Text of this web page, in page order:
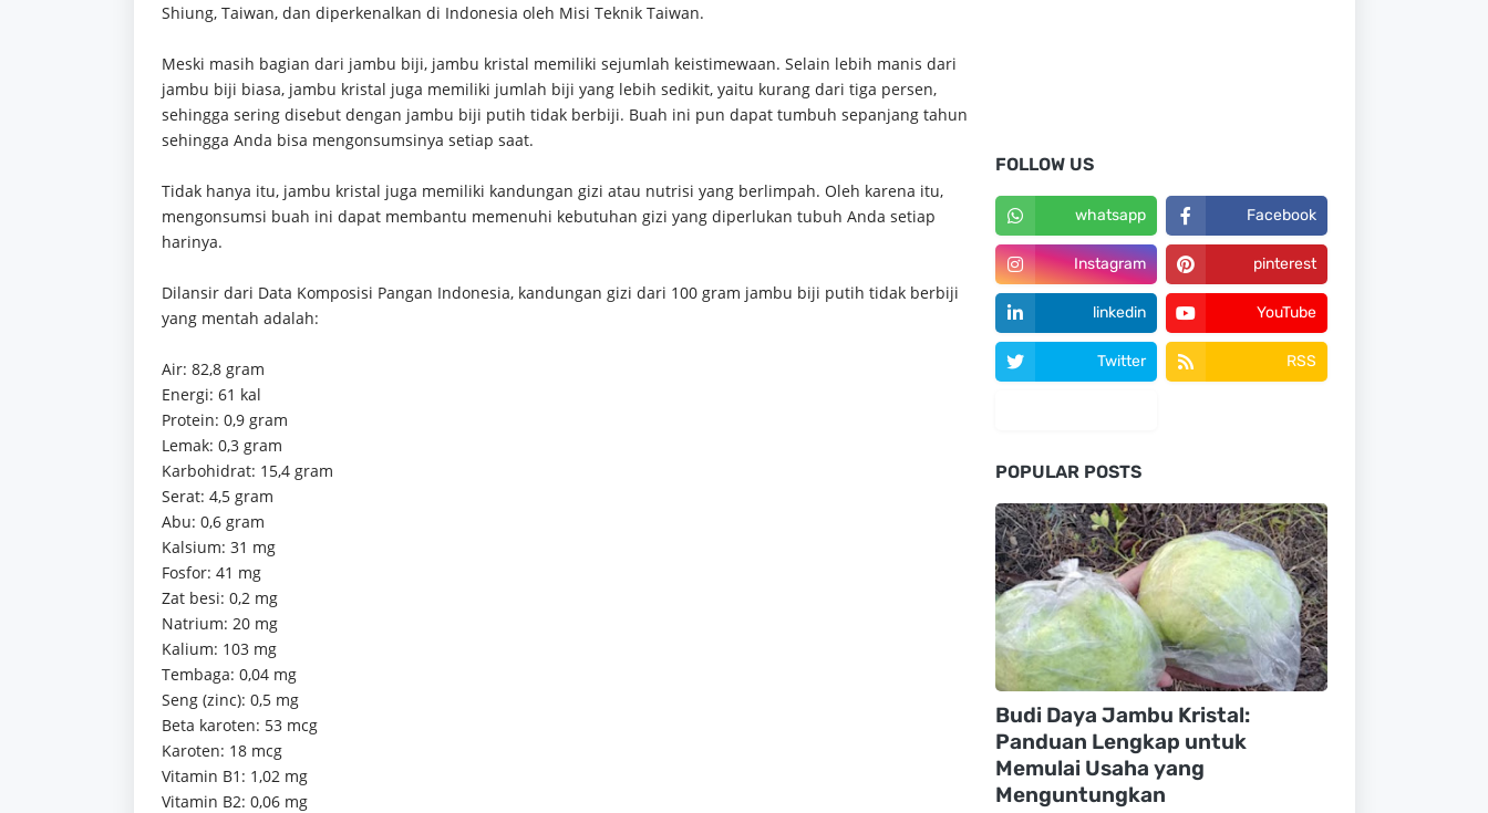
Shiung, Taiwan, dan diperkenalkan di Indonesia oleh Misi Teknik Taiwan.
Meski masih bagian dari jambu biji, jambu kristal memiliki sejumlah keistimewaan. Selain lebih manis dari
jambu biji biasa, jambu kristal juga memiliki jumlah biji yang lebih sedikit, yaitu kurang dari tiga persen,
sehingga sering disebut dengan jambu biji putih tidak berbiji. Buah ini pun dapat tumbuh sepanjang tahun
sehingga Anda bisa mengonsumsinya setiap saat.
Tidak hanya itu, jambu kristal juga memiliki kandungan gizi atau nutrisi yang berlimpah. Oleh karena itu,
mengonsumsi buah ini dapat membantu memenuhi kebutuhan gizi yang diperlukan tubuh Anda setiap
harinya.
Dilansir dari Data Komposisi Pangan Indonesia, kandungan gizi dari 100 gram jambu biji putih tidak berbiji
yang mentah adalah:
Air: 82,8 gram
Energi: 61 kal
Protein: 0,9 gram
Lemak: 0,3 gram
Karbohidrat: 15,4 gram
Serat: 4,5 gram
Abu: 0,6 gram
Kalsium: 31 mg
Fosfor: 41 mg
Zat besi: 0,2 mg
Natrium: 20 mg
Kalium: 103 mg
Tembaga: 0,04 mg
Seng (zinc): 0,5 mg
Beta karoten: 53 mcg
Karoten: 18 mcg
Vitamin B1: 1,02 mg
Vitamin B2: 0,06 mg
FOLLOW US
whatsapp Facebook
Instagram pinterest
linkedin YouTube
Twitter RSS
POPULAR POSTS
Budi Daya Jambu Kristal:
Panduan Lengkap untuk
Memulai Usaha yang
Menguntungkan